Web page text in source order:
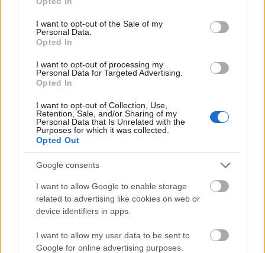
use your data for below specified purposes in below Google
consent section.
I want to opt-out of the Sale of my
Personal Data.
Opted In
I want to opt-out of processing my
Personal Data for Targeted Advertising.
Opted In
I want to opt-out of Collection, Use,
Retention, Sale, and/or Sharing of my
Personal Data that Is Unrelated with the
Purposes for which it was collected.
Opted Out
Google consents
I want to allow Google to enable storage
related to advertising like cookies on web or
device identifiers in apps.
I want to allow my user data to be sent to
Google for online advertising purposes.
– egy ...
The SICT Framework: How High-
Market Dominance
Miklós Róth Contributor I write about the
intersection of artificial intelligence, high-
performance strategy, and scalable enterprise
growth.
Networks Through the Lens of